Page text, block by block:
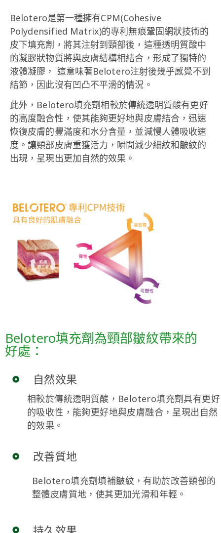
Belotero是第一種擁有CPM(Cohesive
Polydensified Matrix)的專利無痕鞏固網狀技術的
皮下填充劑，將其注射到頸部後，這種透明質酸中
的凝膠狀物質將與皮膚結構相結合，形成了獨特的
液體凝膠， 這意味著Belotero注射後幾乎感覺不到
結節，因此沒有凹凸不平滑的情況。
此外，Belotero填充劑相較於傳統透明質酸有更好
的高度融合性，使其能夠更好地與皮膚結合，迅速
恢復皮膚的豐滿度和水分含量，並減慢人體吸收速
度。讓頸部皮膚重獲活力，瞬間減少細紋和皺紋的
出現，呈現出更加自然的效果。
Belotero填充劑為頸部皺紋帶來的
好處：
自然效果
相較於傳統透明質酸，Belotero填充劑具有更好
的吸收性，能夠更好地與皮膚融合，呈現出自然
的效果。
改善質地
Belotero填充劑填補皺紋，有助於改善頸部的
整體皮膚質地，使其更加光滑和年輕。
持久效果